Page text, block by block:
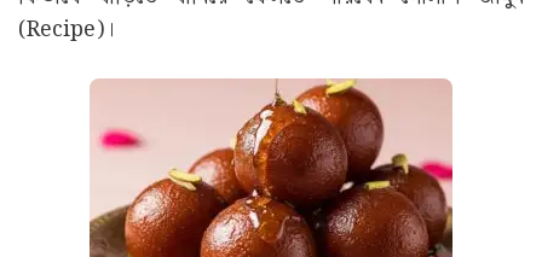
আসন্ন দীপাবলিতে বাড়িতে আসা অতিথিদের জন্য নানান রকমের
রান্না আপনি তো করছেন। কিন্তু খাবারের শেষ পাতে যদি মিষ্টি
থাকে তাহলে জমে যাবে ভোজ। এবার ভোজের শেষে মিষ্টি বলতে
দোকান থেকে কিনে নিয়ে আসা মিষ্টির কথা বলছি হয়তো
ভাবছেন। কিন্তু তা নয়, সহজ পদ্ধতিতে দোকানের মতন মিষ্টি
বাড়িতেই বানিয়ে ফেলতে পারবে। আজকের রেসিপিটি দেখে নিন
কিভাবে বাড়িতে বানিয়ে ফেলতে পারবেন গোলাপ জামুন
(Recipe)।